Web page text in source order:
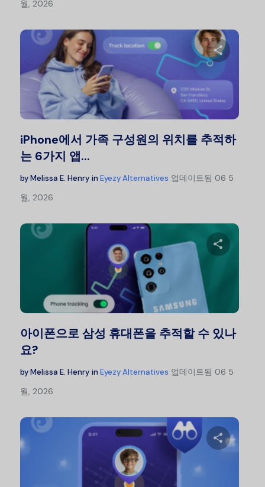
월, 2026
이 글
iPhone에서 가족 구성원의 위치를 추적하
는 6가지 앱...
byMelissa E. Henry in Eyezy Alternatives 업데이트됨 06 5
월, 2026
아이폰으로 삼성 휴대폰을 추적할 수 있나
요?
byMelissa E. Henry in Eyezy Alternatives 업데이트됨 06 5
월, 2026